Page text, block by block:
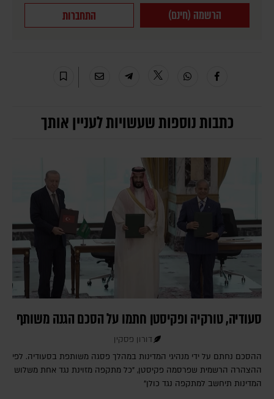
הרשמה (חינם) התחברות
כתבות נוספות שעשויות לעניין אותך
סעודיה, טורקיה ופקיסטן חתמו על הסכם הגנה משותף
דורון פסקין
ההסכם נחתם על ידי מנהיגי המדינות במהלך פסגה משותפת בסעודיה. לפי
ההצהרה הרשמית שפרסמה פקיסטן, "כל מתקפה מזוינת נגד אחת משלוש
המדינות תיחשב למתקפה נגד כולן"